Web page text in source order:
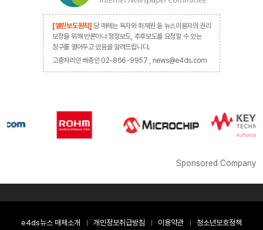
[열린보도원칙] 당 매체는 독자와 취재원 등 뉴스이용자의 권리
보장을 위해 반론이나 정정보도, 추후보도를 요청할 수 있는
창구를 열어두고 있음을 알려드립니다.
고충처리인 배종인 02-866-9957 , news@e4ds.com
Sponsored Company
e4ds뉴스 매체소개 개인정보취급방침 이용약관
청소년보호정책